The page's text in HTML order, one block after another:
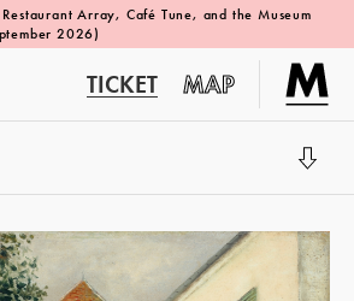
Array, Café Tune, and the Museum
2026)
TICKET MAP